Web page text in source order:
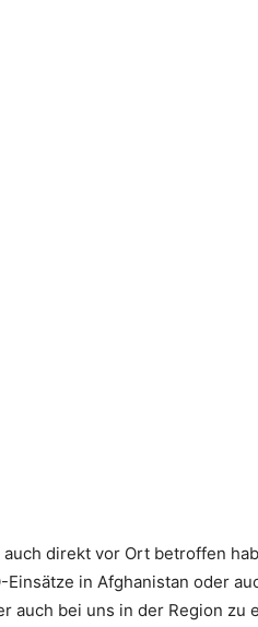
direkt vor Ort betroffen
in Afghanistan oder
auch bei uns in der Region zu